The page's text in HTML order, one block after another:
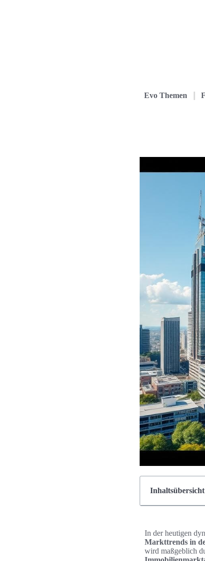
Evo Themen
Inhaltsübersicht
In der heutigen
Markttrends in
wird maßgeblich